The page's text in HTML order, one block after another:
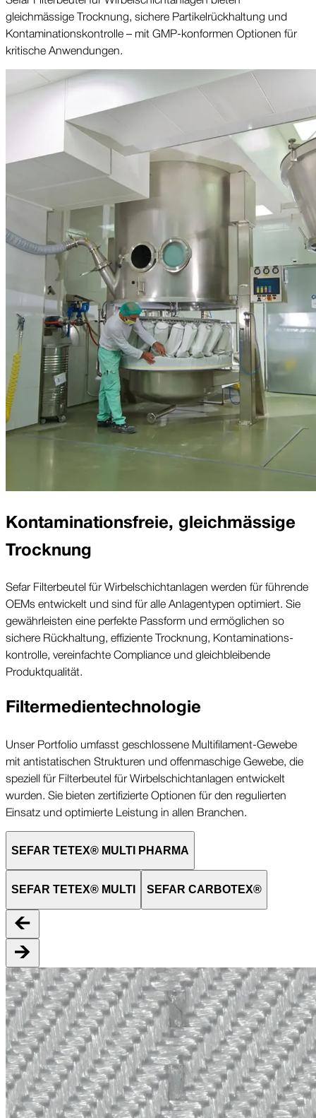
gleichmässige Trocknung, sichere Partikel­rückhaltung und
Kontaminations­kontrolle – mit GMP-konformen Optionen für
kritische Anwendungen.
Kontaminations­freie, gleichmässige
Trocknung
Sefar Filterbeutel für Wirbelschicht­anlagen werden für führende
OEMs entwickelt und sind für alle Anlagen­typen optimiert. Sie
gewährleisten eine perfekte Passform und ermöglichen so
sichere Rückhaltung, effiziente Trocknung, Kontaminations­
kontrolle, vereinfachte Compliance und gleichbleibende
Produkt­qualität.
Filter­medien­technologie
Unser Portfolio umfasst geschlossene Multi­filament-Gewebe
mit antistatischen Strukturen und offen­maschige Gewebe, die
speziell für Filterbeutel für Wirbelschicht­anlagen entwickelt
wurden. Sie bieten zertifizierte Optionen für den regulierten
Einsatz und optimierte Leistung in allen Branchen.
SEFAR TETEX® MULTI PHARMA
SEFAR TETEX® MULTI SEFAR CARBOTEX®